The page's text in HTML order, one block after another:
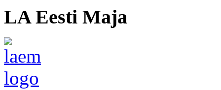
LA Eesti Maja